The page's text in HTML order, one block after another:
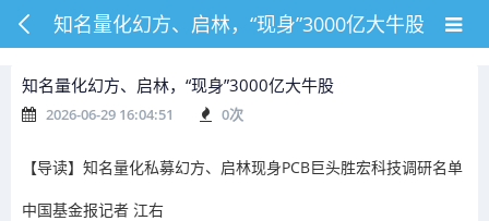
知名量化幻方、启林，“现身”3000亿大牛股
知名量化幻方、启林，“现身”3000亿大牛股
2026-06-29 16:04:51 0次
【导读】知名量化私募幻方、启林现身PCB巨头胜宏科技调研名单
中国基金报记者 江右